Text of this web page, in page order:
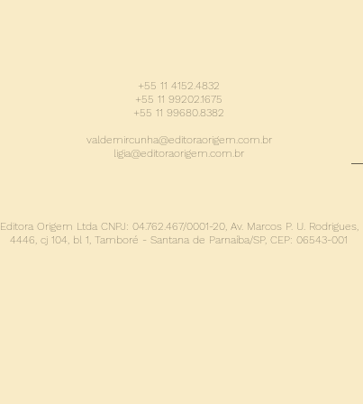
+55 11 4152.4832
+55 11 99202.1675
+55 11 99680.8382
valdemircunha@editoraorigem.com.br
ligia@editoraorigem.com.br
Editora Origem Ltda CNPJ: 04.762.467/0001-20, Av. Marcos P. U. Rodrigues,
4446, cj 104, bl 1, Tamboré - Santana de Parnaíba/SP, CEP: 06543-001